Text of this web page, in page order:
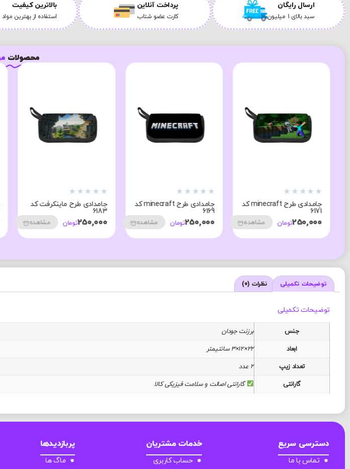
ارسال رایگان
سبد بالای 1 میلیون
پرداخت آنلاین
کارت عضو شتاب
بالاترین کیفیت
استفاده از بهترین
محصولات
★
★
★
★
★
جامدادی طرح minecraft کد
6171
250,000تومان مشاهده
★
★
★
★
★
جامدادی طرح minecraft کد
6169
250,000تومان مشاهده
★
★
★
★
★
جامدادی طرح ماینکرفت کد
6183
250,000تومان مشاهده
توضیحات تکمیلی نظرات (0)
توضیحات تکمیلی
جنس
برزنت جودان
ابعاد
22×12×3 سانتیمتر
تعداد زیپ
2 عدد
گارانتی
گارانتی اصالت و سلامت فیزیکی کالا
دسترسی سریع
تماس با ما
خدمات مشتریان
حساب کاربری
پربازدیدها
ماگ ها